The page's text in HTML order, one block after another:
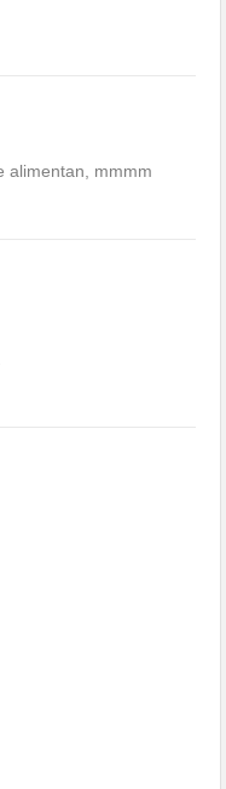
alimentan, mmmm